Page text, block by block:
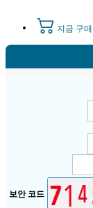
지금 구매
보안 코드